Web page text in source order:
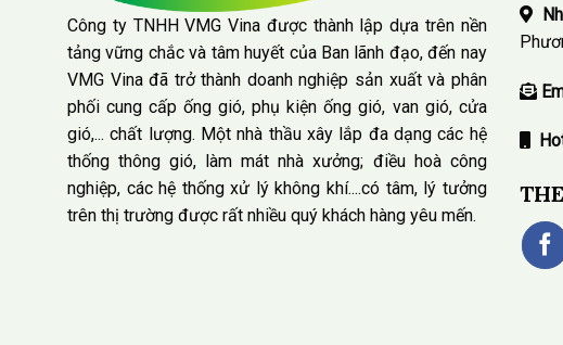
Công ty TNHH VMG Vina được thành lập dựa trên nền
tảng vững chắc và tâm huyết của Ban lãnh đạo, đến nay
VMG Vina đã trở thành doanh nghiệp sản xuất và phân
phối cung cấp ống gió, phụ kiện ống gió, van gió, cửa
gió,... chất lượng. Một nhà thầu xây lắp đa dạng các hệ
thống thông gió, làm mát nhà xưởng; điều hoà công
nghiệp, các hệ thống xử lý không khí....có tâm, lý tưởng
trên thị trường được rất nhiều quý khách hàng yêu mến.